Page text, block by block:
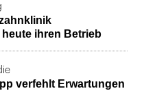
ihren Betrieb
verfehlt Erwartungen